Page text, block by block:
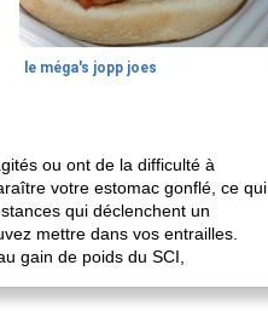
le méga's jopp joes
ou ont de la difficulté à
votre estomac gonflé, ce qui
qui déclenchent un
mettre dans vos entrailles.
gain de poids du SCI,